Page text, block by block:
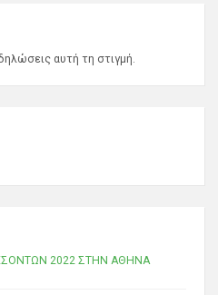
αυτή τη στιγμή.
2022 ΣΤΗΝ ΑΘΗΝΑ